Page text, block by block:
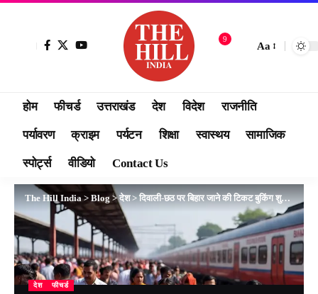
9
Aa
होम फीचर्ड उत्तराखंड देश विदेश राजनीति
पर्यावरण क्राइम पर्यटन शिक्षा स्वास्थय सामाजिक
स्पोर्ट्स वीडियो Contact Us
The Hill India> Blog >देश>दिवाली-छठ पर बिहार जाने की टिकट बुकिंग शुरू, मिनटों में फुल हो रहीं ट्रेनें, मिल रही लंबी वेटिंग और Regret
देश फीचर्ड